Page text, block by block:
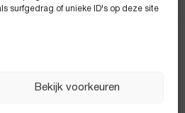
surfgedrag of unieke ID's op deze site
Bekijk voorkeuren